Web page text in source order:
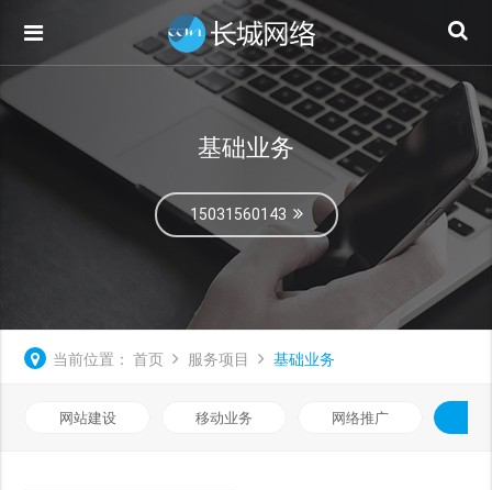
基础业务
15031560143
当前位置： 首页 服务项目 基础业务
网站建设 移动业务 网络推广